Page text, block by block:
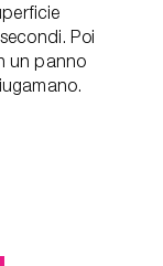
Poi
un panno